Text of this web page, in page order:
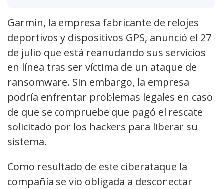
Garmin, la empresa fabricante de relojes
deportivos y dispositivos GPS, anunció el 27
de julio que está reanudando sus servicios
en línea tras ser víctima de un ataque de
ransomware. Sin embargo, la empresa
podría enfrentar problemas legales en caso
de que se compruebe que pagó el rescate
solicitado por los hackers para liberar su
sistema.
Como resultado de este ciberataque la
compañía se vio obligada a desconectar